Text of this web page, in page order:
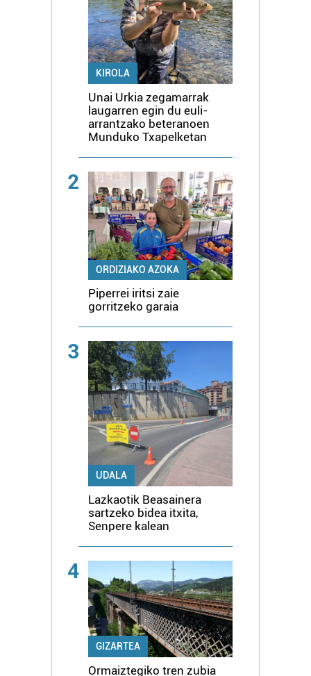
KIROLA
Unai Urkia zegamarrak
laugarren egin du euli-
arrantzako beteranoen
Munduko Txapelketan
2
ORDIZIAKO AZOKA
Piperrei iritsi zaie
gorritzeko garaia
3
UDALA
Lazkaotik Beasainera
sartzeko bidea itxita,
Senpere kalean
4
GIZARTEA
Ormaiztegiko tren zubia